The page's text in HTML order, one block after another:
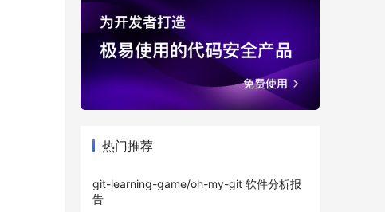
热门推荐
git-learning-game/oh-my-git 软件分析报
告